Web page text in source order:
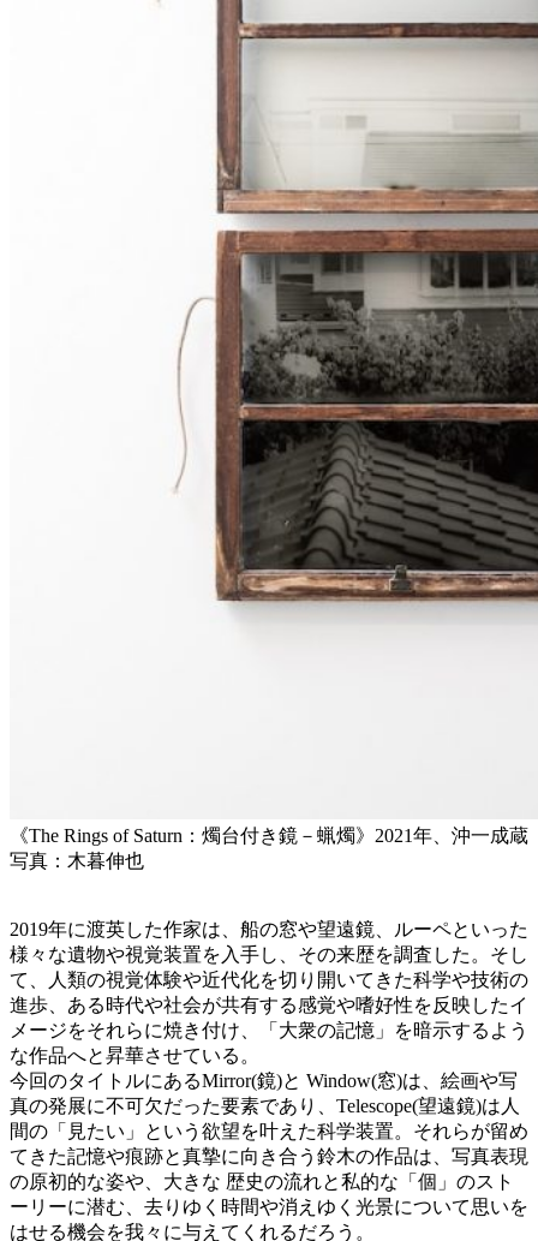
《The Rings of Saturn：燭台付き鏡－蝋燭》2021年、沖一成蔵
写真：木暮伸也
2019年に渡英した作家は、船の窓や望遠鏡、ルーペといった
様々な遺物や視覚装置を入手し、その来歴を調査した。そし
て、人類の視覚体験や近代化を切り開いてきた科学や技術の
進歩、ある時代や社会が共有する感覚や嗜好性を反映したイ
メージをそれらに焼き付け、「大衆の記憶」を暗示するよう
な作品へと昇華させている。
今回のタイトルにあるMirror(鏡)と Window(窓)は、絵画や写
真の発展に不可欠だった要素であり、Telescope(望遠鏡)は人
間の「見たい」という欲望を叶えた科学装置。それらが留め
てきた記憶や痕跡と真摯に向き合う鈴木の作品は、写真表現
の原初的な姿や、大きな 歴史の流れと私的な「個」のスト
ーリーに潜む、去りゆく時間や消えゆく光景について思いを
はせる機会を我々に与えてくれるだろう。